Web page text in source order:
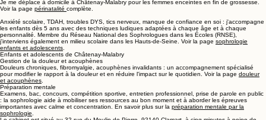
Je me déplace à domicile à Châtenay-Malabry pour les femmes enceintes en fin de grossesse.
Voir la page périnatalité complète.
Anxiété scolaire, TDAH, troubles DYS, tics nerveux, manque de confiance en soi : j'accompagne
les enfants dès 5 ans avec des techniques ludiques adaptées à chaque âge et à chaque
personnalité. Membre du Réseau National des Sophrologues dans les Écoles (RNSE),
j'interviens également en milieu scolaire dans les Hauts-de-Seine. Voir la page sophrologie
enfants et adolescents
Enfants et adolescents de Châtenay-Malabry
Gestion de la douleur et acouphènes
Douleurs chroniques, fibromyalgie, acouphènes invalidants : un accompagnement spécialisé
pour modifier le rapport à la douleur et en réduire l'impact sur le quotidien. Voir la page douleur
et acouphènes
Préparation mentale
Examens, bac, concours, compétition sportive, entretien professionnel, prise de parole en public
: la sophrologie aide à mobiliser ses ressources au bon moment et à aborder les épreuves
importantes avec calme et concentration. En savoir plus sur la préparation mentale par la
sophrologie